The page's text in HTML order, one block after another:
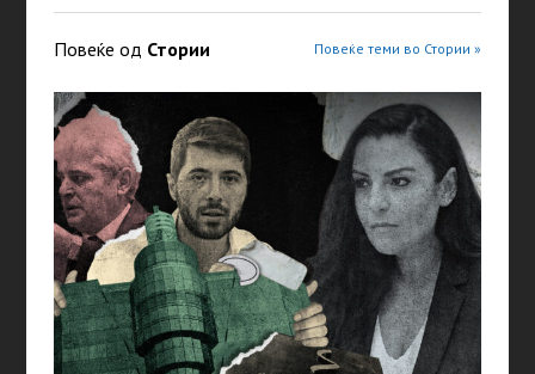
Повеќе од Стории Повеќе теми во Стории »